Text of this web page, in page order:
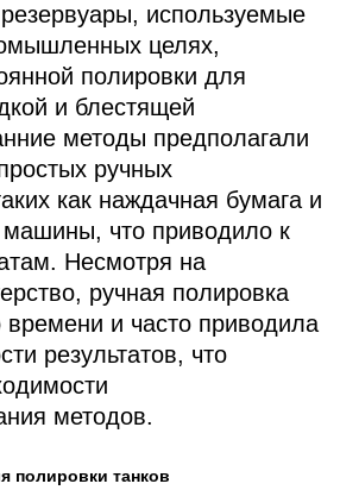
используемые
целях,
полировки для
и блестящей
методы предполагали
ручных
как наждачная бумага и
что приводило к
Несмотря на
ручная полировка
и часто приводила
результатов, что
методов.
полировки танков